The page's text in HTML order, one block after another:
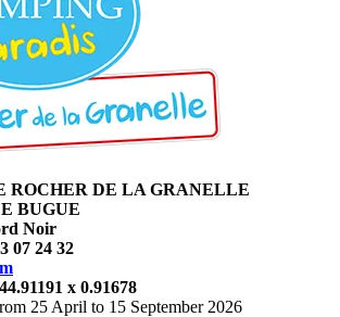
ROCHER DE LA GRANELLE
BUGUE
Noir
07 24 32
x 0.91678
25 April to 15 September 2026